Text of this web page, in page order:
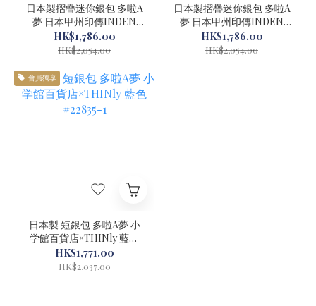
日本製摺疊迷你銀包 多啦A
夢 日本甲州印傳INDEN
JAPAN 黑色 #22928-1
HK$1,786.00
HK$2,054.00
日本製摺疊迷你銀包 多啦A
夢 日本甲州印傳INDEN
JAPAN 灰褐色 #22929-1
HK$1,786.00
HK$2,054.00
會員獨享
日本製 短銀包 多啦A夢 小
学館百貨店×THINly 藍色
#22835-1
HK$1,771.00
HK$2,037.00